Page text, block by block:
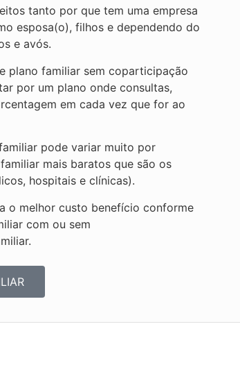
tanto por que tem uma empresa
esposa(o), filhos e dependendo do
e avós.
plano familiar sem coparticipação
por um plano onde consultas,
em cada vez que for ao
pode variar muito por
mais baratos que são os
hospitais e clínicas).
o melhor custo benefício conforme
com ou sem